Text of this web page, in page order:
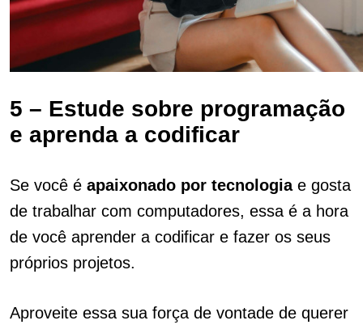
5 – Estude sobre programação
e aprenda a codificar
Se você é apaixonado por tecnologiae gosta
de trabalhar com computadores, essa é a hora
de você aprender a codificar e fazer os seus
próprios projetos.
Aproveite essa sua força de vontade de querer